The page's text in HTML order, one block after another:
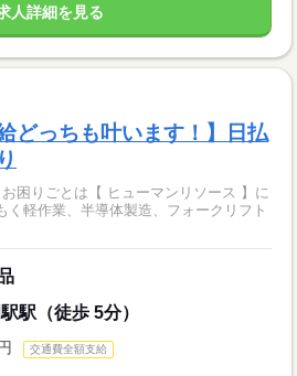
人詳細を見る
どっちも叶います！】日払
困りごとは【 ヒューマンリソース 】に
駅（徒歩 5分）
交通費全額支給